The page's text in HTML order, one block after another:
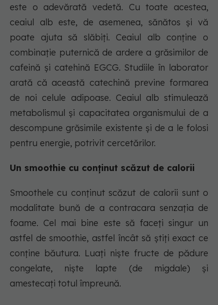
este o adevărată vedetă. Cu toate acestea,
ceaiul alb este, de asemenea, sănătos și vă
poate ajuta să slăbiți. Ceaiul alb conține o
combinație puternică de ardere a grăsimilor de
cafeină și catehină EGCG. Studiile în laborator
arată că această catechină previne formarea
de noi celule adipoase. Ceaiul alb stimulează
metabolismul și capacitatea organismului de a
descompune grăsimile existente și de a le folosi
pentru energie, potrivit cercetărilor.
Un smoothie cu conținut scăzut de calorii
Smoothele cu conținut scăzut de calorii sunt o
modalitate bună de a contracara senzația de
foame. Cel mai bine este să faceți singur un
astfel de smoothie, astfel încât să știți exact ce
conține băutura. Luați niște fructe de pădure
congelate, niște lapte (de migdale) și
amestecați totul împreună.